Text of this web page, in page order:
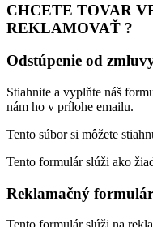
CHCETE TOVAR
REKLAMOVAŤ ?
Odstúpenie od
Stiahnite a vyplňte náš
nám ho v prílohe emailu.
Tento súbor si môžete
Tento formulár slúži ako
Reklamačný formulár